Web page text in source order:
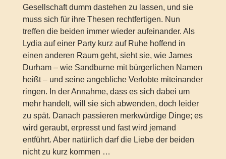
Gesellschaft dumm dastehen zu lassen, und sie
muss sich für ihre Thesen rechtfertigen. Nun
treffen die beiden immer wieder aufeinander. Als
Lydia auf einer Party kurz auf Ruhe hoffend in
einen anderen Raum geht, sieht sie, wie James
Durham – wie Sandburne mit bürgerlichen Namen
heißt – und seine angebliche Verlobte miteinander
ringen. In der Annahme, dass es sich dabei um
mehr handelt, will sie sich abwenden, doch leider
zu spät. Danach passieren merkwürdige Dinge; es
wird geraubt, erpresst und fast wird jemand
entführt. Aber natürlich darf die Liebe der beiden
nicht zu kurz kommen …